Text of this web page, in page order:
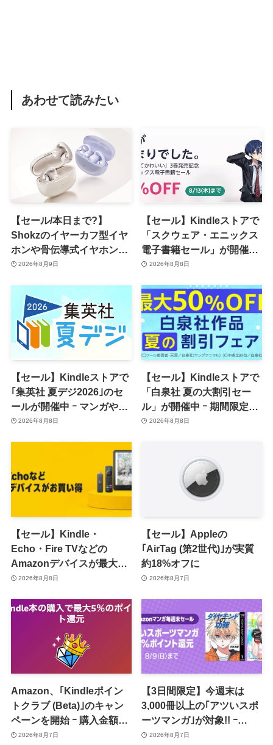
あわせて読みたい
【セール/本日まで?】
Shokzのイヤーカフ型イヤ
ホンや骨伝導式イヤホンが
一律10％のポイント還元に
2026年8月9日
【セール】Kindleストアで
「スクウェア・エニックス
電子書籍セール」が開催中
ｰ コミックやゲーム関連書
2026年8月8日
【セール】Kindleストアで
｢集英社 夏デジ2026｣のセ
ールが開催中 ｰ マンガや写
真集など1,000冊以上が
2026年8月8日
【セール】Kindleストアで
「白泉社 夏の大割引セー
ル」が開催中 ｰ 期間限定
70％オフや全巻50％オフな
2026年8月8日
【セール】Kindle・
Echo・Fire TVなどの
Amazonデバイスが最大
31%オフに
2026年8月8日
【セール】Appleの
｢AirTag (第2世代)｣が実質
約18%オフに
2026年8月7日
Amazon、｢Kindleポイン
トクラブ (Beta)｣のキャン
ペーンを開始 ｰ 購入金額に
応じて来月のポイント還元
2026年8月7日
【3日間限定】今週末は
3,000冊以上の｢アツいスポ
ーツマンガ｣が対象!! ｰ
｢Amazonマンガ毎週末セ
2026年8月7日